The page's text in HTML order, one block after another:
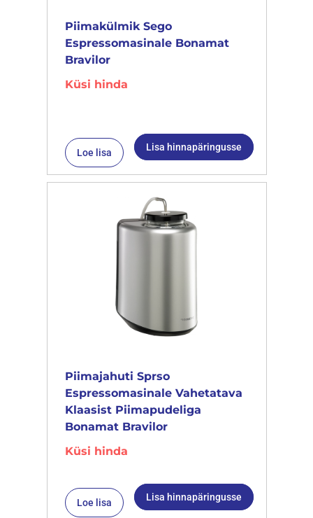
Piimakülmik Sego
Espressomasinale Bonamat
Bravilor
Küsi hinda
Loe lisa Lisa hinnapäringusse
Piimajahuti Sprso
Espressomasinale Vahetatava
Klaasist Piimapudeliga
Bonamat Bravilor
Küsi hinda
Loe lisa Lisa hinnapäringusse